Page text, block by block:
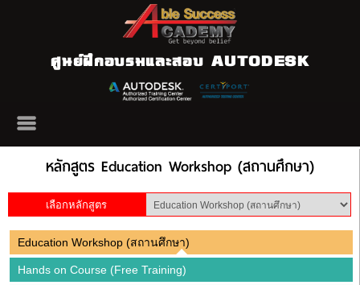
ศูนย์ฝึกอบรมและสอบ AUTODESK
หลักสูตร Education Workshop (สถานศึกษา)
เลือกหลักสูตร
Education Workshop (สถานศึกษา)
Hands on Course (Free Training)